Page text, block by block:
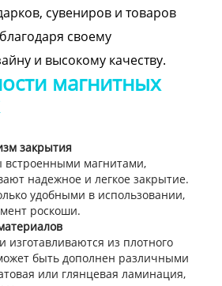
сувениров и товаров
своему
и высокому качеству.
магнитных
закрытия
магнитами,
надежное и легкое закрытие.
удобными в использовании,
роскоши.
изготавливаются из плотного
быть дополнен различными
или глянцевая ламинация,